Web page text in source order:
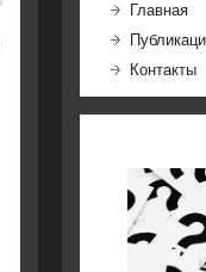
Главная
Контакты